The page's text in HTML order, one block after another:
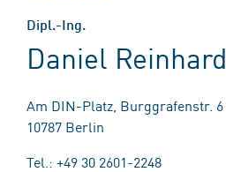
Dipl.-Ing.
Daniel Reinhard
Am DIN-Platz, Burggrafenstr. 6
10787 Berlin
Tel.: +49 30 2601-2248